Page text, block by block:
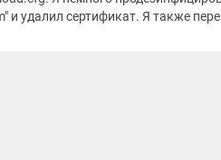
и удалил сертификат. Я также